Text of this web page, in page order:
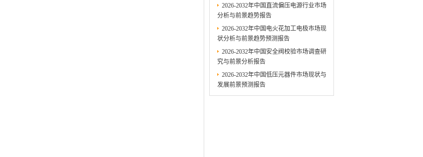
2026-2032年中国直流偏压电源行业市场
分析与前景趋势报告
2026-2032年中国电火花加工电极市场现
状分析与前景趋势预测报告
2026-2032年中国安全阀校验市场调查研
究与前景分析报告
2026-2032年中国低压元器件市场现状与
发展前景预测报告